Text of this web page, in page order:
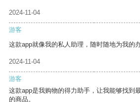
2024-11-04
游客
这款app就像我的私人助理，随时随地为我的
2024-11-04
游客
这款app是我购物的得力助手，让我能够找到
的商品。